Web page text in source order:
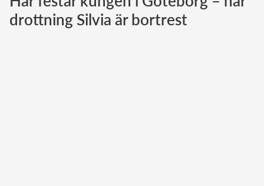
Norska kungahuset
drottning Silvia är bortrest